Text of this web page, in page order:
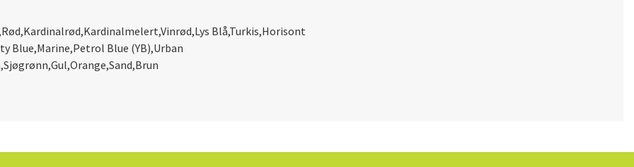
Rød,Kardinalrød,Kardinalmelert,Vinrød,Lys Blå,Turkis,Horisont
Blue,Marine,Petrol Blue (YB),Urban
,Sjøgrønn,Gul,Orange,Sand,Brun